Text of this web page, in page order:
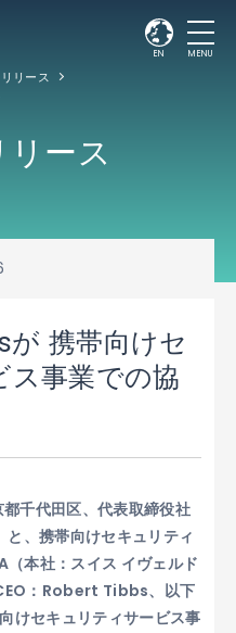
EN MENU
リース
ース
携帯向けセ
ス事業での協
千代田区、代表取締役社
、携帯向けセキュリティ
本社：スイス イヴェルド
：Robert Tibbs、以下
けセキュリティサービス事